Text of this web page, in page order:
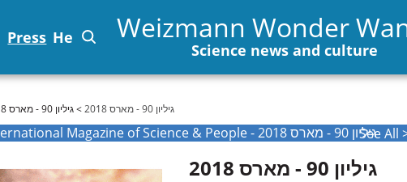
Press He Weizmann Wonder
Science news and culture
גיליון 90 - מארס 2018 > גיליון 90 - מארס 2018
The Weizmann International Magazine of Science & People - גיליון 90 - מארס 2018
See All
גיליון 90 - מארס 2018